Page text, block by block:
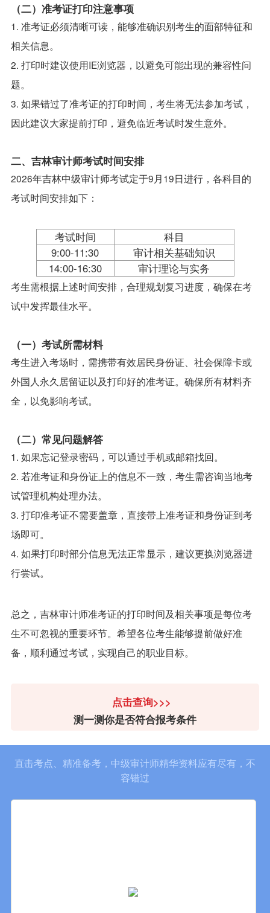
（二）准考证打印注意事项
1. 准考证必须清晰可读，能够准确识别考生的面部特征和
相关信息。
2. 打印时建议使用IE浏览器，以避免可能出现的兼容性问
题。
3. 如果错过了准考证的打印时间，考生将无法参加考试，
因此建议大家提前打印，避免临近考试时发生意外。
二、吉林审计师考试时间安排
2026年吉林中级审计师考试定于9月19日进行，各科目的
考试时间安排如下：
考试时间
科目
9:00-11:30
审计相关基础知识
14:00-16:30
审计理论与实务
考生需根据上述时间安排，合理规划复习进度，确保在考
试中发挥最佳水平。
（一）考试所需材料
考生进入考场时，需携带有效居民身份证、社会保障卡或
外国人永久居留证以及打印好的准考证。确保所有材料齐
全，以免影响考试。
（二）常见问题解答
1. 如果忘记登录密码，可以通过手机或邮箱找回。
2. 若准考证和身份证上的信息不一致，考生需咨询当地考
试管理机构处理办法。
3. 打印准考证不需要盖章，直接带上准考证和身份证到考
场即可。
4. 如果打印时部分信息无法正常显示，建议更换浏览器进
行尝试。
总之，吉林审计师准考证的打印时间及相关事项是每位考
生不可忽视的重要环节。希望各位考生能够提前做好准
备，顺利通过考试，实现自己的职业目标。
点击查询>>>
测一测你是否符合报考条件
直击考点、精准备考，中级审计师精华资料应有尽有，不
容错过